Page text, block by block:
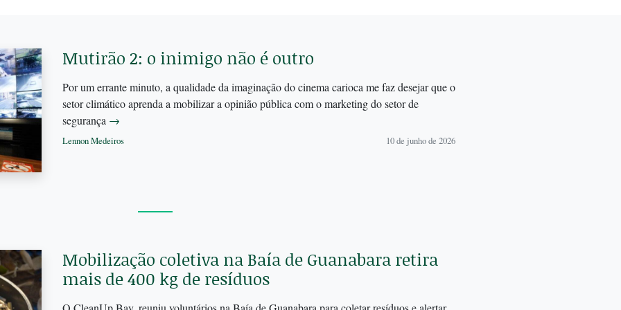
Mutirão 2: o inimigo não é outro
Por um errante minuto, a qualidade da imaginação do cinema carioca me faz desejar que o
setor climático aprenda a mobilizar a opinião pública com o marketing do setor de
segurança →
Lennon Medeiros 10 de junho de 2026
Mobilização coletiva na Baía de Guanabara retira
mais de 400 kg de resíduos